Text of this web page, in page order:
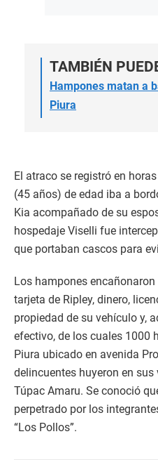
TAMBIÉN
Hampones matan a
Piura
El atraco se registró en
(45 años) de edad iba a
Kia acompañado de su
hospedaje Viselli fue
que portaban cascos para
Los hampones
tarjeta de Ripley, dinero,
propiedad de su vehículo y,
efectivo, de los cuales 1000
Piura ubicado en avenida
delincuentes huyeron en
Túpac Amaru. Se conoció
perpetrado por los
“Los Pollos”.